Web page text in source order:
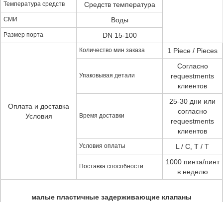
Температура средств Средств температура
СМИ Воды
Размер порта DN 15-100
Оплата и доставка
Условия
Количество мин заказа 1 Piece / Pieces
Упаковывая детали
Согласно
requestments
клиентов
Время доставки
25-30 дни или
согласно
requestments
клиентов
Условия оплаты L / C, T / T
Поставка способности
1000 пинта/пинт
в неделю
малые пластичные задерживающие клапаны